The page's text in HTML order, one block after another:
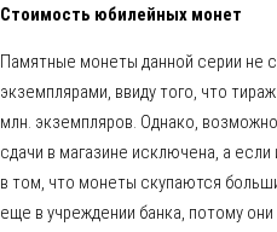
Стоимость юбилейных монет
Памятные монеты данной серии не
экземплярами, ввиду того, что
млн. экземпляров. Однако,
сдачи в магазине исключена, а
в том, что монеты скупаются
еще в учреждении банка, потому